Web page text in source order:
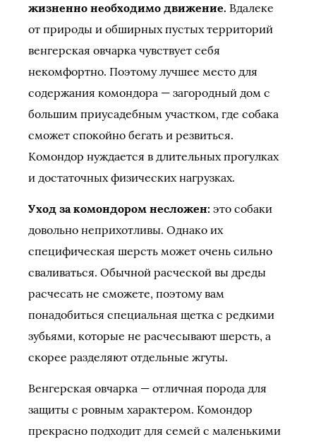
жизненно необходимо движение. Вдалеке
от природы и обширных пустых территорий
венгерская овчарка чувствует себя
некомфортно. Поэтому лучшее место для
содержания комондора — загородный дом с
большим приусадебным участком, где собака
сможет спокойно бегать и резвиться.
Комондор нуждается в длительных прогулках
и достаточных физических нагрузках.
Уход за комондором несложен: это собаки
довольно неприхотливы. Однако их
специфическая шерсть может очень сильно
сваливаться. Обычной расческой вы дреды
расчесать не сможете, поэтому вам
понадобиться специальная щетка с редкими
зубьями, которые не расчесывают шерсть, а
скорее разделяют отдельные жгуты.
Венгерская овчарка — отличная порода для
защиты с ровным характером. Комондор
прекрасно подходит для семей с маленькими